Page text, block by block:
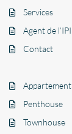
Services
Agent de l’IPI
Contact
Appartement
Penthouse
Townhouse